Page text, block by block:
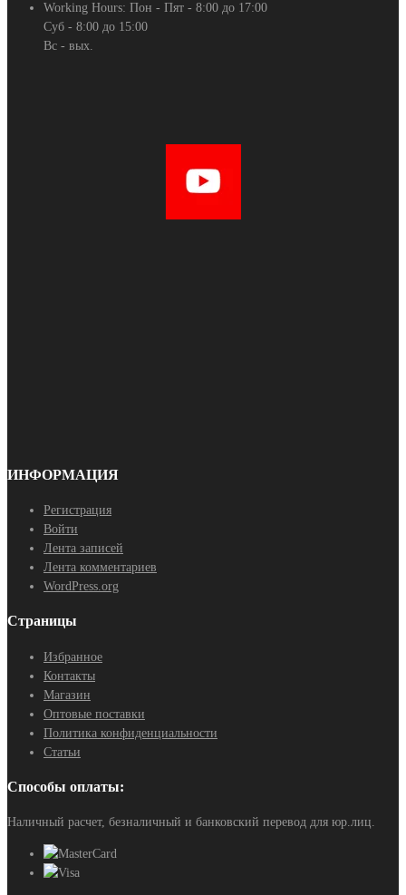
Working Hours: Пон - Пят - 8:00 до 17:00
Суб - 8:00 до 15:00
Вс - вых.
ИНФОРМАЦИЯ
Регистрация
Войти
Лента записей
Лента комментариев
WordPress.org
Страницы
Избранное
Контакты
Магазин
Оптовые поставки
Политика конфиденциальности
Статьи
Способы оплаты:
Наличный расчет, безналичный и банковский перевод для юр.лиц.